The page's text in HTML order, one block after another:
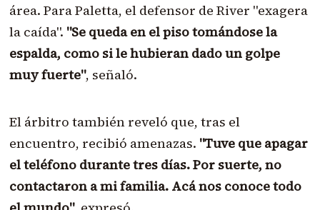
área. Para Paletta, el defensor de River "exagera
la caída". "Se queda en el piso tomándose la
espalda, como si le hubieran dado un golpe
muy fuerte", señaló.
El árbitro también reveló que, tras el
encuentro, recibió amenazas. "Tuve que apagar
el teléfono durante tres días. Por suerte, no
contactaron a mi familia. Acá nos conoce todo